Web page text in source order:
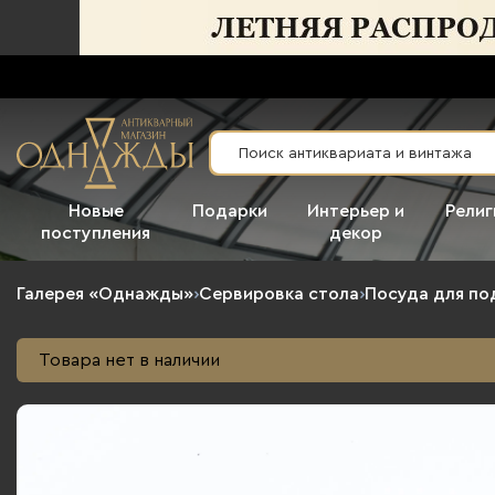
Новые
поступления
Подарки
Интерьер и
декор
Галерея «Однажды»›Сервировка стола›Посуда для
Товара нет в наличии